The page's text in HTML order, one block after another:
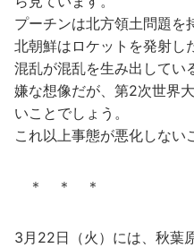
プーチンは北方領土問題を
北朝鮮はロケットを発射し
混乱が混乱を生み出してい
嫌な想像だが、第2次世界
いことでしょう。
これ以上事態が悪化しない
＊ ＊ ＊
3月22日（火）には、秋葉